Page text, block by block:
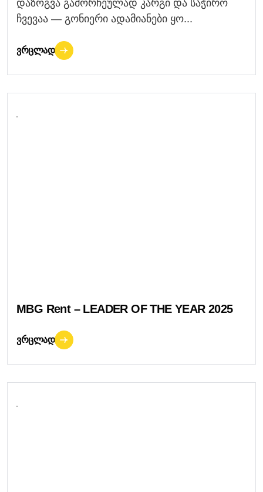
დაზოგვა გამორჩეულად კარგი და საჭირო
ჩვევაა — გონიერი ადამიანები ყო...
ᲕᲠᲪᲚᲐᲓ
MBG Rent – LEADER OF THE YEAR 2025
ᲕᲠᲪᲚᲐᲓ